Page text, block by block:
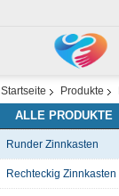
Startseite Produkte
ALLE PRODUKTE
Runder Zinnkasten
Rechteckig Zinnkasten